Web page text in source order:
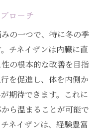
ローチ
の一つで、特に冬の季
チネイザンは内臓に直
の根本的な改善を目指
を促進し、体を内側か
期待できます。これに
ら温まることが可能で
ネイザンは、経験豊富